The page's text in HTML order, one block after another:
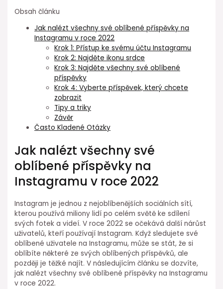
Obsah článku
Jak nalézt všechny své oblíbené příspěvky na
Instagramu v roce 2022
Krok 1: Přístup ke svému účtu Instagramu
Krok 2: Najděte ikonu srdce
Krok 3: Najděte všechny své oblíbené
příspěvky
Krok 4: Vyberte příspěvek, který chcete
zobrazit
Tipy a triky
Závěr
Často Kladené Otázky
Jak nalézt všechny své
oblíbené příspěvky na
Instagramu v roce 2022
Instagram je jednou z nejoblíbenějších sociálních sítí,
kterou používá miliony lidí po celém světě ke sdílení
svých fotek a videí. V roce 2022 se očekává další nárůst
uživatelů, kteří používají Instagram. Když sledujete své
oblíbené uživatele na Instagramu, může se stát, že si
oblíbíte některé ze svých oblíbených příspěvků, ale
později je těžké najít. V následujícím článku se dozvíte,
jak nalézt všechny své oblíbené příspěvky na Instagramu
v roce 2022.